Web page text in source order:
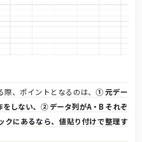
、ポイントとなるのは、 ① 元デー
をしない、② データ列がA・B それぞ
クにあるなら、値貼り付けで整理す